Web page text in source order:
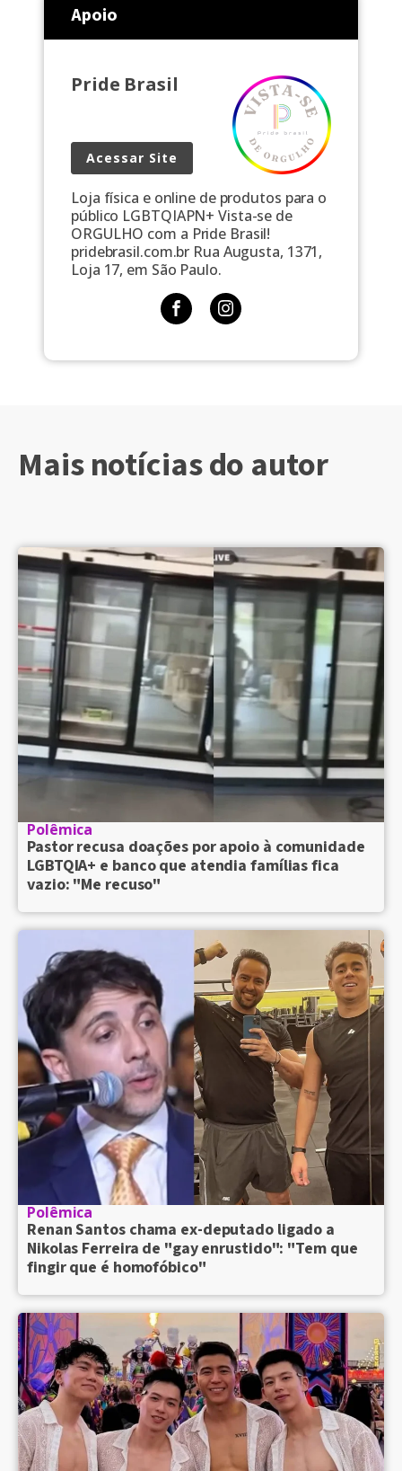
Apoio
Pride Brasil
Acessar Site
Loja física e online de produtos para o
público LGBTQIAPN+ Vista-se de
ORGULHO com a Pride Brasil!
pridebrasil.com.br Rua Augusta, 1371,
Loja 17, em São Paulo.
Mais notícias do autor
Polêmica
Pastor recusa doações por apoio à comunidade
LGBTQIA+ e banco que atendia famílias fica
vazio: "Me recuso"
Polêmica
Renan Santos chama ex-deputado ligado a
Nikolas Ferreira de "gay enrustido": "Tem que
fingir que é homofóbico"